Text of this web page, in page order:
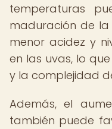
temperaturas
maduración de la
menor acidez y
en las uvas, lo
y la complejidad
Además, el
también puede